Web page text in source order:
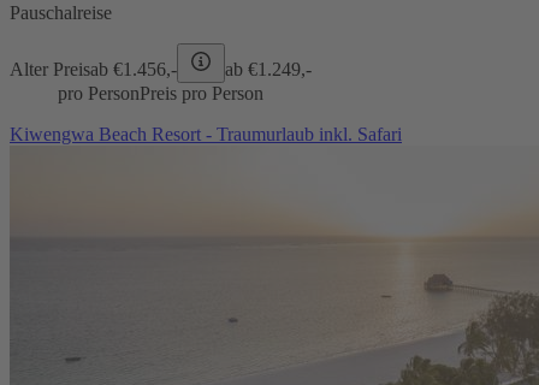
Pauschalreise
Alter Preisab €1.456,- ab €1.249,-
pro PersonPreis pro Person
Kiwengwa Beach Resort - Traumurlaub inkl. Safari